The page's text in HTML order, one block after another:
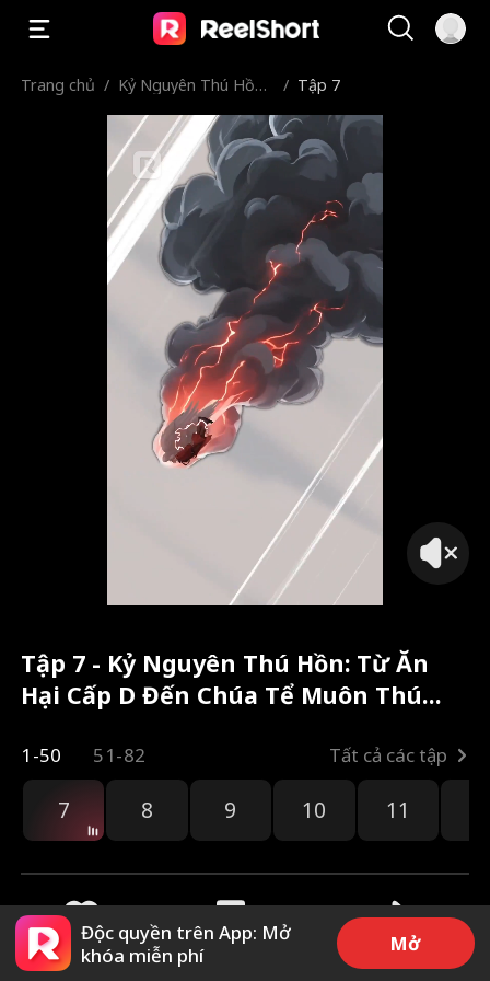
Trang chủ / Kỷ Nguyên Thú Hồn:
Chúa Tể Muôn Thú
/ Tập 7
Tập 7 - Kỷ Nguyên Thú Hồn: Từ Ăn
Hại Cấp D Đến Chúa Tể Muôn Thú
1-50 51-82 Tất cả các tập
7 8 9 10 11
35 Chia sẻ
Độc quyền trên App: Mở
khóa miễn phí
Mở